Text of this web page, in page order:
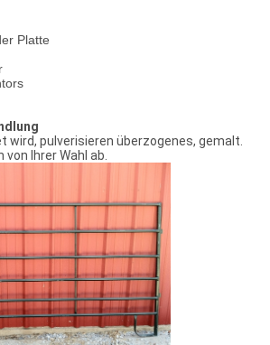
Platte
wird, pulverisieren überzogenes, gemalt.
von Ihrer Wahl ab.